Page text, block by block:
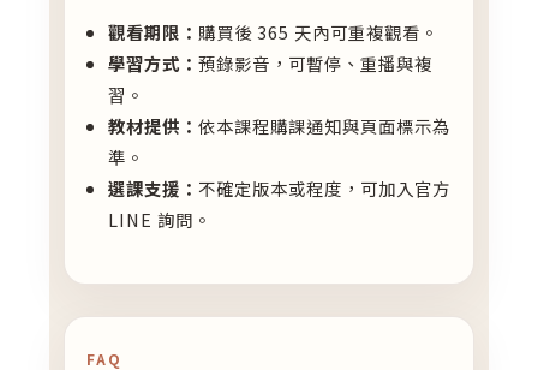
觀看期限： 購買後 365 天內可重複觀看。
學習方式： 預錄影音，可暫停、重播與複
習。
教材提供： 依本課程購課通知與頁面標示為
準。
選課支援： 不確定版本或程度，可加入官方
LINE 詢問。
FAQ